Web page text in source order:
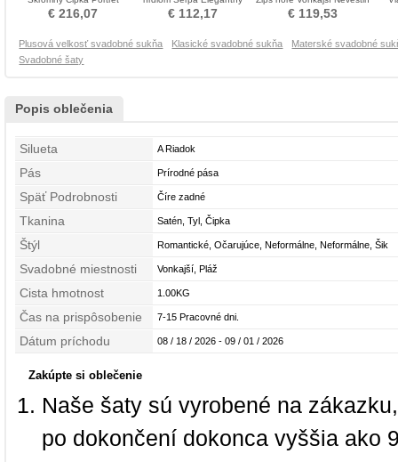
Beaded pásu Svadobné
šaty
€ 216,07
Svadobné šaty
€ 112,17
obleko
€ 119,53
Plusová velkosť svadobné sukňa Klasické svadobné sukňa
Materské svadobné
Svadobné šaty
Popis oblečenia
Silueta A Riadok
Pás Prírodné pása
Späť Podrobnosti Číre zadné
Tkanina Satén, Tyl, Čipka
Štýl Romantické, Očarujúce, Neformálne, Neformálne, Šik
Svadobné miestnosti Vonkajší, Pláž
Cista hmotnost 1.00KG
Čas na prispôsobenie 7-15 Pracovné dni.
Dátum príchodu 08 / 18 / 2026 - 09 / 01 / 2026
Zakúpte si oblečenie
Naše šaty sú vyrobené na
po dokončení dokonca vyššia ako